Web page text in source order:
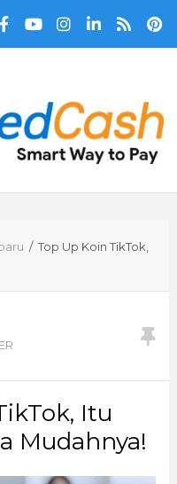
/ Top Up Koin TikTok,
Itu
Mudahnya!